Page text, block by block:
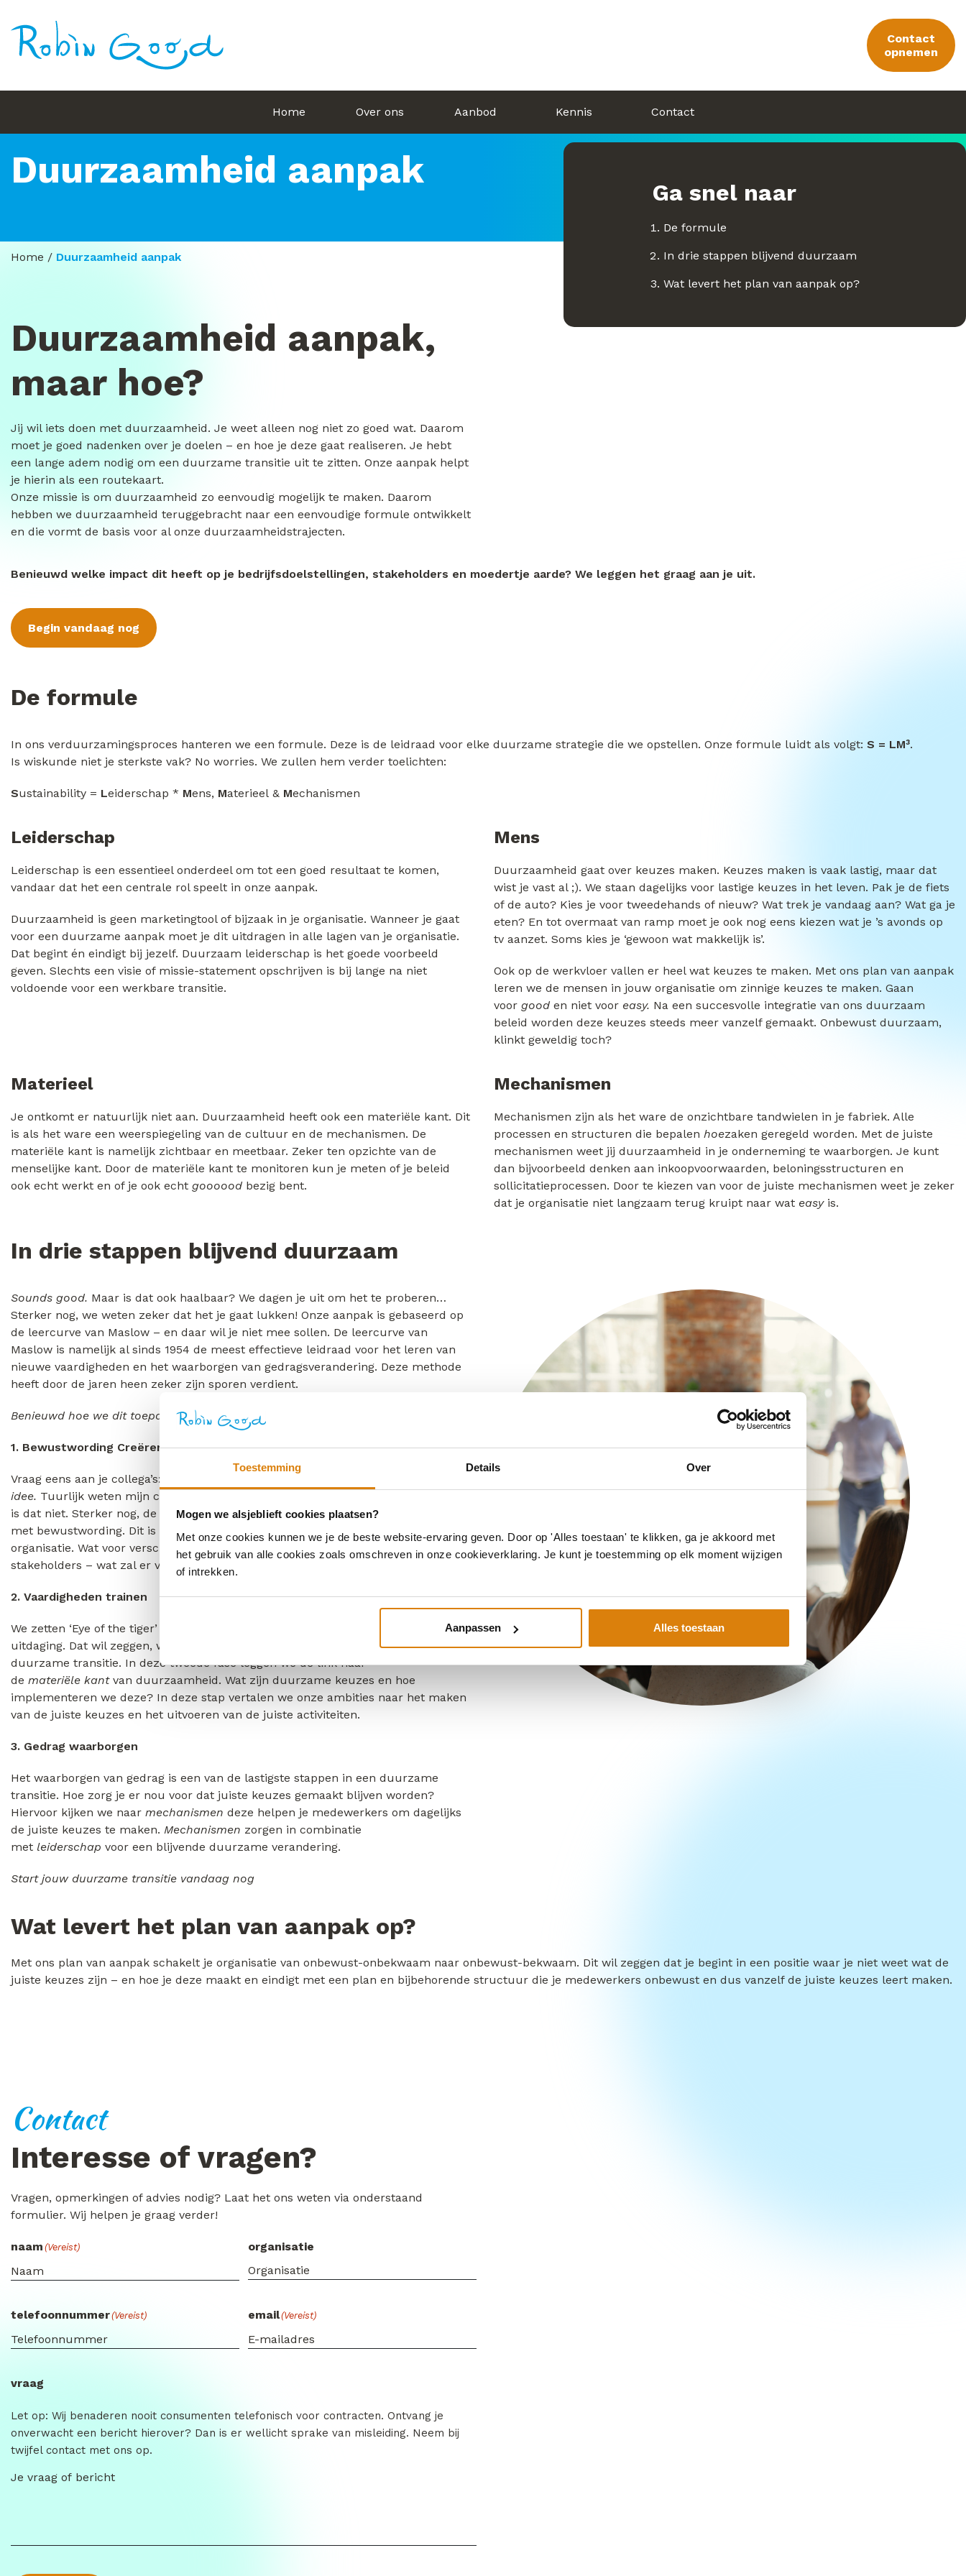
Toestemming Details Over
Mogen we alsjeblieft cookies plaatsen?
Met onze cookies kunnen we je de beste website-ervaring geven. Door op 'Alles toestaan' te klikken, ga je akkoord met
het gebruik van alle cookies zoals omschreven in onze cookieverklaring. Je kunt je toestemming op elk moment wijzigen
of intrekken.
Aanpassen Alles toestaan
Contact
opnemen
Home Over ons Aanbod Kennis Contact
Duurzaamheid aanpak
Home / Duurzaamheid aanpak
Duurzaamheid aanpak,
maar hoe?
Jij wil iets doen met duurzaamheid. Je weet alleen nog niet zo goed wat. Daarom
moet je goed nadenken over je doelen – en hoe je deze gaat realiseren. Je hebt
een lange adem nodig om een duurzame transitie uit te zitten. Onze aanpak helpt
je hierin als een routekaart.
Onze missie is om duurzaamheid zo eenvoudig mogelijk te maken. Daarom
hebben we duurzaamheid teruggebracht naar een eenvoudige formule ontwikkelt
en die vormt de basis voor al onze duurzaamheidstrajecten.
Ga snel naar
De formule
In drie stappen blijvend duurzaam
Wat levert het plan van aanpak op?
Benieuwd welke impact dit heeft op je bedrijfsdoelstellingen, stakeholders en moedertje aarde? We leggen het graag aan je uit.
Begin vandaag nog
De formule
In ons verduurzamingsproces hanteren we een formule. Deze is de leidraad voor elke duurzame strategie die we opstellen. Onze formule luidt als volgt: S = LM³.
Is wiskunde niet je sterkste vak? No worries. We zullen hem verder toelichten:
Sustainability = Leiderschap * Mens, Materieel & Mechanismen
Leiderschap
Leiderschap is een essentieel onderdeel om tot een goed resultaat te komen,
vandaar dat het een centrale rol speelt in onze aanpak.
Duurzaamheid is geen marketingtool of bijzaak in je organisatie. Wanneer je gaat
voor een duurzame aanpak moet je dit uitdragen in alle lagen van je organisatie.
Dat begint én eindigt bij jezelf. Duurzaam leiderschap is het goede voorbeeld
geven. Slechts een visie of missie-statement opschrijven is bij lange na niet
voldoende voor een werkbare transitie.
Mens
Duurzaamheid gaat over keuzes maken. Keuzes maken is vaak lastig, maar dat
wist je vast al ;). We staan dagelijks voor lastige keuzes in het leven. Pak je de fiets
of de auto? Kies je voor tweedehands of nieuw? Wat trek je vandaag aan? Wat ga je
eten? En tot overmaat van ramp moet je ook nog eens kiezen wat je ’s avonds op
tv aanzet. Soms kies je ‘gewoon wat makkelijk is’.
Ook op de werkvloer vallen er heel wat keuzes te maken. Met ons plan van aanpak
leren we de mensen in jouw organisatie om zinnige keuzes te maken. Gaan
voor good en niet voor easy. Na een succesvolle integratie van ons duurzaam
beleid worden deze keuzes steeds meer vanzelf gemaakt. Onbewust duurzaam,
klinkt geweldig toch?
Materieel
Je ontkomt er natuurlijk niet aan. Duurzaamheid heeft ook een materiële kant. Dit
is als het ware een weerspiegeling van de cultuur en de mechanismen. De
materiële kant is namelijk zichtbaar en meetbaar. Zeker ten opzichte van de
menselijke kant. Door de materiële kant te monitoren kun je meten of je beleid
ook echt werkt en of je ook echt goooood bezig bent.
Mechanismen
Mechanismen zijn als het ware de onzichtbare tandwielen in je fabriek. Alle
processen en structuren die bepalen hoezaken geregeld worden. Met de juiste
mechanismen weet jij duurzaamheid in je onderneming te waarborgen. Je kunt
dan bijvoorbeeld denken aan inkoopvoorwaarden, beloningsstructuren en
sollicitatieprocessen. Door te kiezen van voor de juiste mechanismen weet je zeker
dat je organisatie niet langzaam terug kruipt naar wat easy is.
In drie stappen blijvend duurzaam
Sounds good. Maar is dat ook haalbaar? We dagen je uit om het te proberen…
Sterker nog, we weten zeker dat het je gaat lukken! Onze aanpak is gebaseerd op
de leercurve van Maslow – en daar wil je niet mee sollen. De leercurve van
Maslow is namelijk al sinds 1954 de meest effectieve leidraad voor het leren van
nieuwe vaardigheden en het waarborgen van gedragsverandering. Deze methode
heeft door de jaren heen zeker zijn sporen verdient.
Benieuwd hoe we dit toepassen? Check it out!
1. Bewustwording Creëren
Vraag eens aan je collega’s: Weet jij hoe duurzaam we zijn?
idee. Tuurlijk weten mijn collega’s dat niet, denk je misschien. Maar zo natuurlijk
is dat niet. Sterker nog, de eerste stap naar een duurzame transitie begint altijd
met bewustwording. Dit is de WHY voor zowel jezelf, als iedereen in jouw
organisatie. Wat voor verschil gaat deze duurzame transitie maken voor je
stakeholders – wat zal er veranderen in hun dagelijkse handelen?
2. Vaardigheden trainen
We zetten ‘Eye of the tiger’ pas aan wanneer jouw medewerkers klaar zijn voor de
uitdaging. Dat wil zeggen, wanneer ze bewust zijn van de WHY en HOW van de
duurzame transitie. In deze tweede fase leggen we de link naar
de materiële kantvan duurzaamheid. Wat zijn duurzame keuzes en hoe
implementeren we deze? In deze stap vertalen we onze ambities naar het maken
van de juiste keuzes en het uitvoeren van de juiste activiteiten.
3. Gedrag waarborgen
Het waarborgen van gedrag is een van de lastigste stappen in een duurzame
transitie. Hoe zorg je er nou voor dat juiste keuzes gemaakt blijven worden?
Hiervoor kijken we naar mechanismen deze helpen je medewerkers om dagelijks
de juiste keuzes te maken. Mechanismen zorgen in combinatie
met leiderschap voor een blijvende duurzame verandering.
Start jouw duurzame transitie vandaag nog
Wat levert het plan van aanpak op?
Met ons plan van aanpak schakelt je organisatie van onbewust-onbekwaam naar onbewust-bekwaam. Dit wil zeggen dat je begint in een positie waar je niet weet wat de
juiste keuzes zijn – en hoe je deze maakt en eindigt met een plan en bijbehorende structuur die je medewerkers onbewust en dus vanzelf de juiste keuzes leert maken.
Contact
Interesse of vragen?
Vragen, opmerkingen of advies nodig? Laat het ons weten via onderstaand
formulier. Wij helpen je graag verder!
naam (Vereist) organisatie
telefoonnummer(Vereist) email(Vereist)
vraag
Let op: Wij benaderen nooit consumenten telefonisch voor contracten. Ontvang je
onverwacht een bericht hierover? Dan is er wellicht sprake van misleiding. Neem bij
twijfel contact met ons op.